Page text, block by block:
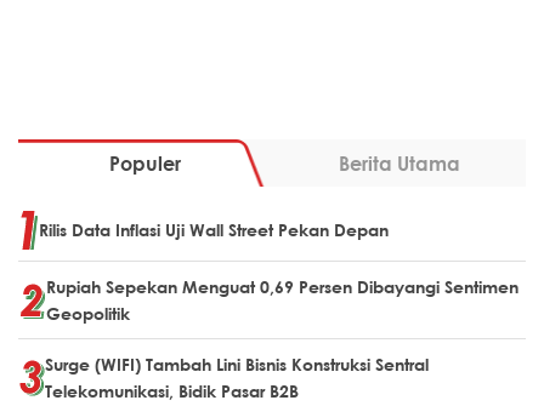
Populer Berita Utama
Rilis Data Inflasi Uji Wall Street Pekan Depan
Rupiah Sepekan Menguat 0,69 Persen Dibayangi Sentimen
Geopolitik
Surge (WIFI) Tambah Lini Bisnis Konstruksi Sentral
Telekomunikasi, Bidik Pasar B2B